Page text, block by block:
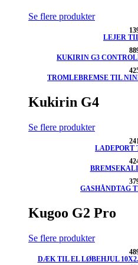
Se flere produkter
LEJER
KUKIRIN G3
TROMLEBREMSE TIL
Kukirin G4
Se flere produkter
LADEPORT
GASHÅNDTAG
Kugoo G2 Pro
Se flere produkter
DÆK TIL EL LØBEHJUL